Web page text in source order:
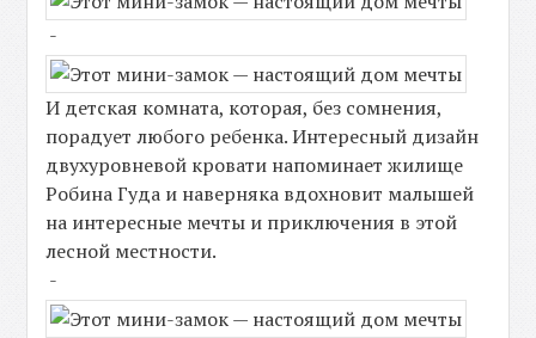
-
И детская комната, которая, без сомнения,
порадует любого ребенка. Интересный дизайн
двухуровневой кровати напоминает жилище
Робина Гуда и наверняка вдохновит малышей
на интересные мечты и приключения в этой
лесной местности.
-